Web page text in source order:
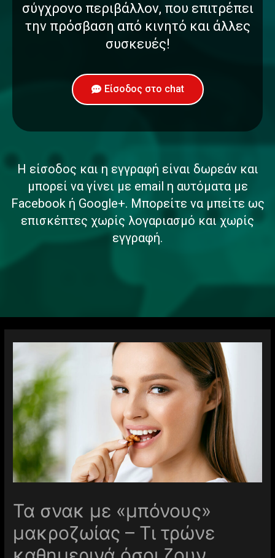
σύγχρονο περιβάλλον, που επιτρέπει
την πρόσβαση από κινητό και άλλες
συσκευές!
Είσοδος στο chat
Η είσοδος και η εγγραφή είναι δωρεάν και
μπορεί να γίνει με email η αυτόματα με
Facebook ή Google+. Μπορείτε να μπείτε ως
επισκέπτες χωρίς λογαριασμό και χωρίς
εγγραφή.
Τα σνακ με «μπόνους»
μακροζωίας – Τι τρώνε